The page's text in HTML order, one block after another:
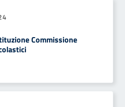
Commissione